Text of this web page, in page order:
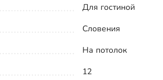
Для гостиной
Словения
На потолок
12